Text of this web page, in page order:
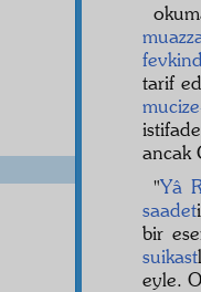
tarif
ancak
"Yâ
saadet
bir
suikast
eyle.